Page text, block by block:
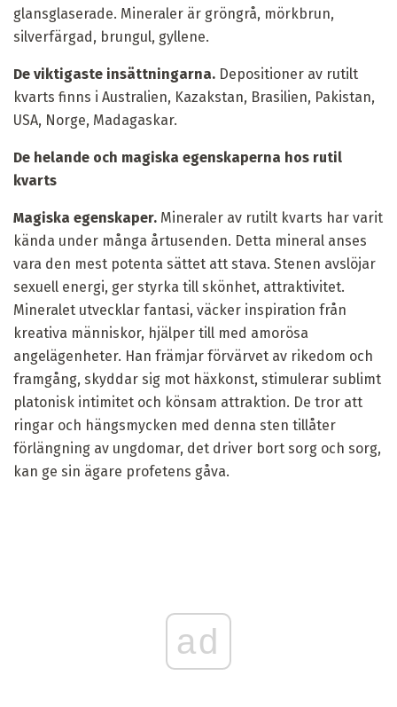
glansglaserade. Mineraler är gröngrå, mörkbrun,
silverfärgad, brungul, gyllene.
De viktigaste insättningarna. Depositioner av rutilt
kvarts finns i Australien, Kazakstan, Brasilien, Pakistan,
USA, Norge, Madagaskar.
De helande och magiska egenskaperna hos rutil
kvarts
Magiska egenskaper. Mineraler av rutilt kvarts har varit
kända under många årtusenden. Detta mineral anses
vara den mest potenta sättet att stava. Stenen avslöjar
sexuell energi, ger styrka till skönhet, attraktivitet.
Mineralet utvecklar fantasi, väcker inspiration från
kreativa människor, hjälper till med amorösa
angelägenheter. Han främjar förvärvet av rikedom och
framgång, skyddar sig mot häxkonst, stimulerar sublimt
platonisk intimitet och könsam attraktion. De tror att
ringar och hängsmycken med denna sten tillåter
förlängning av ungdomar, det driver bort sorg och sorg,
kan ge sin ägare profetens gåva.
ad